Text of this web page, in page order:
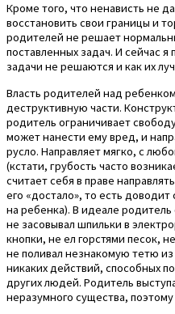
Кроме того, что ненависть не
восстановить свои границы и
родителей не решает
поставленных задач. И сейчас я
задачи не решаются и как их
Власть родителей над
деструктивную части.
родитель ограничивает
может нанести ему вред, и
русло. Направляет мягко, с
(кстати, грубость часто
считает себя в праве
его «достало», то есть
на ребенка). В идеале
не засовывал шпильки в
кнопки, не ел горстями песок,
не поливал незнакомую тетю
никаких действий, способных
других людей. Родитель
неразумного существа,